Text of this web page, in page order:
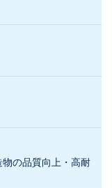
物の品質向上・高耐